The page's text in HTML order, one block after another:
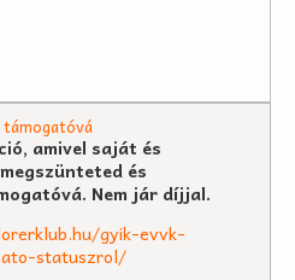
amivel saját és
és
Nem jár díjjal.
gyik-evvk-
statuszrol/